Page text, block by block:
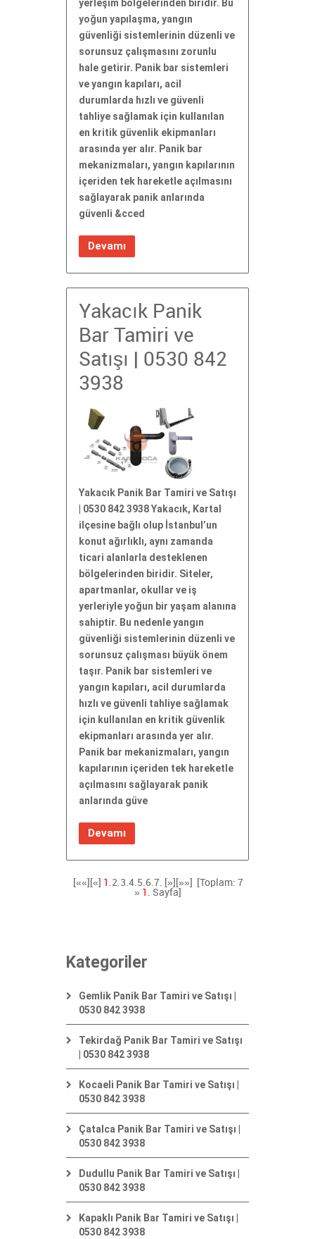
yerleşim bölgelerinden biridir. Bu
yoğun yapılaşma, yangın
güvenliği sistemlerinin düzenli ve
sorunsuz çalışmasını zorunlu
hale getirir. Panik bar sistemleri
ve yangın kapıları, acil
durumlarda hızlı ve güvenli
tahliye sağlamak için kullanılan
en kritik güvenlik ekipmanları
arasında yer alır. Panik bar
mekanizmaları, yangın kapılarının
içeriden tek hareketle açılmasını
sağlayarak panik anlarında
güvenli &cced
Devamı
Yakacık Panik
Bar Tamiri ve
Satışı | 0530 842
3938
Yakacık Panik Bar Tamiri ve Satışı
| 0530 842 3938 Yakacık, Kartal
ilçesine bağlı olup İstanbul’un
konut ağırlıklı, aynı zamanda
ticari alanlarla desteklenen
bölgelerinden biridir. Siteler,
apartmanlar, okullar ve iş
yerleriyle yoğun bir yaşam alanına
sahiptir. Bu nedenle yangın
güvenliği sistemlerinin düzenli ve
sorunsuz çalışması büyük önem
taşır. Panik bar sistemleri ve
yangın kapıları, acil durumlarda
hızlı ve güvenli tahliye sağlamak
için kullanılan en kritik güvenlik
ekipmanları arasında yer alır.
Panik bar mekanizmaları, yangın
kapılarının içeriden tek hareketle
açılmasını sağlayarak panik
anlarında güve
Devamı
[««][«] 1.2.3.4.5.6.7. [»] [»»]
[Toplam: 7
» 1. Sayfa]
Kategoriler
Gemlik Panik Bar Tamiri ve Satışı |
0530 842 3938
Tekirdağ Panik Bar Tamiri ve Satışı
| 0530 842 3938
Kocaeli Panik Bar Tamiri ve Satışı |
0530 842 3938
Çatalca Panik Bar Tamiri ve Satışı |
0530 842 3938
Dudullu Panik Bar Tamiri ve Satışı |
0530 842 3938
Kapaklı Panik Bar Tamiri ve Satışı |
0530 842 3938